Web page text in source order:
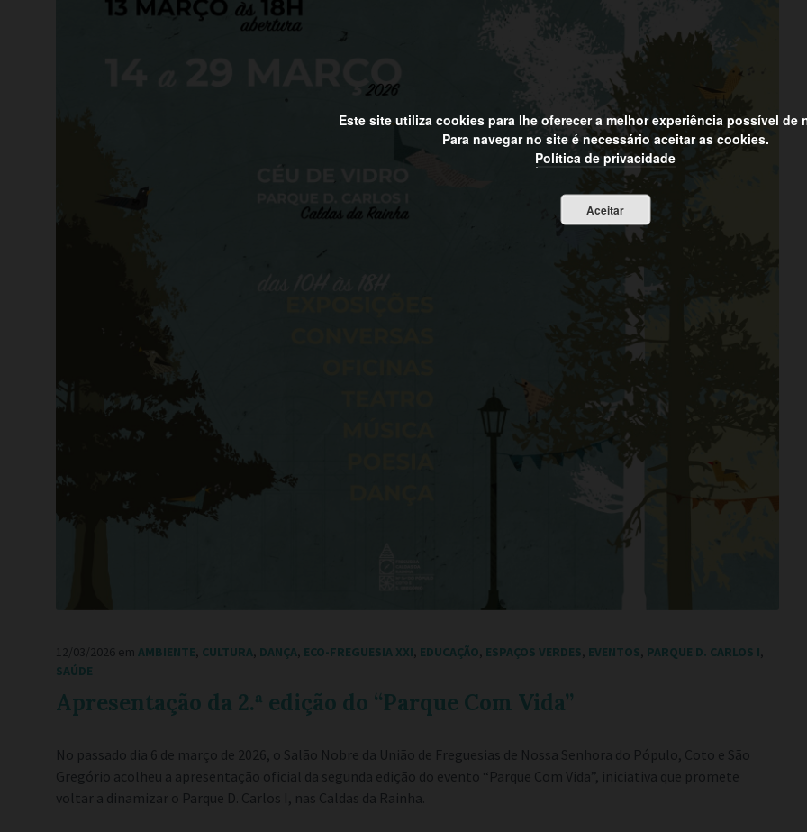
12/03/2026 em AMBIENTE, CULTURA, DANÇA, ECO-FREGUESIA XXI, EDUCAÇÃO, ESPAÇOS VERDES, EVENTOS, PARQUE D. CARLOS I,
SAÚDE
Apresentação da 2.ª edição do “Parque Com Vida”
No passado dia 6 de março de 2026, o Salão Nobre da União de Freguesias de Nossa Senhora do Pópulo, Coto e São
Gregório acolheu a apresentação oficial da segunda edição do evento “Parque Com Vida”, iniciativa que promete
voltar a dinamizar o Parque D. Carlos I, nas Caldas da Rainha.
Este site utiliza cookies para lhe oferecer a melhor experiência possível de
Para navegar no site é necessário aceitar as cookies.
Política de privacidade
Aceitar